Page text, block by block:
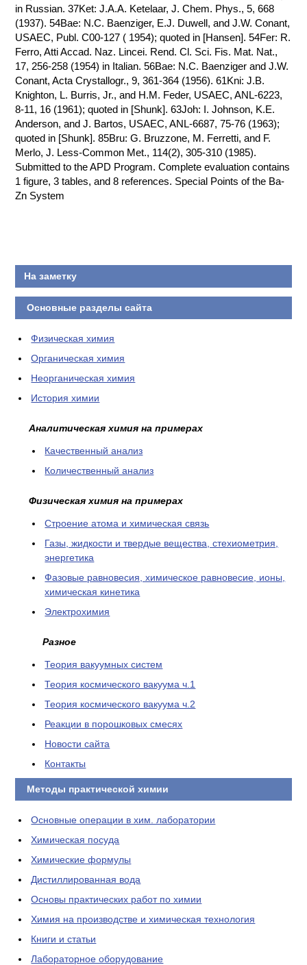
in Russian. 37Ket: J.A.A. Ketelaar, J. Chem. Phys., 5, 668
(1937). 54Bae: N.C. Baenziger, E.J. Duwell, and J.W. Conant,
USAEC, Publ. C00-127 ( 1954); quoted in [Hansen]. 54Fer: R.
Ferro, Atti Accad. Naz. Lincei. Rend. Cl. Sci. Fis. Mat. Nat.,
17, 256-258 (1954) in Italian. 56Bae: N.C. Baenziger and J.W.
Conant, Acta Crystallogr., 9, 361-364 (1956). 61Kni: J.B.
Knighton, L. Burris, Jr., and H.M. Feder, USAEC, ANL-6223,
8-11, 16 (1961); quoted in [Shunk]. 63Joh: I. Johnson, K.E.
Anderson, and J. Bartos, USAEC, ANL-6687, 75-76 (1963);
quoted in [Shunk]. 85Bru: G. Bruzzone, M. Ferretti, and F.
Merlo, J. Less-Common Met., 114(2), 305-310 (1985).
Submitted to the APD Program. Complete evaluation contains
1 figure, 3 tables, and 8 references. Special Points of the Ba-
Zn System
На заметку
Основные разделы сайта
Физическая химия
Органическая химия
Неорганическая химия
История химии
Аналитическая химия на примерах
Качественный анализ
Количественный анализ
Физическая химия на примерах
Cтроение атома и химическая связь
Газы, жидкости и твердые вещества, стехиометрия,
энергетика
Фазовые равновесия, химическое равновесие, ионы,
химическая кинетика
Электрохимия
Разное
Теория вакуумных систем
Теория космического вакуума ч.1
Теория космического вакуума ч.2
Реакции в порошковых смесях
Новости сайта
Контакты
Методы практической химии
Основные операции в хим. лаборатории
Химическая посуда
Химические формулы
Дистиллированная вода
Основы практических работ по химии
Химия на производстве и химическая технология
Книги и статьи
Лабораторное оборудование